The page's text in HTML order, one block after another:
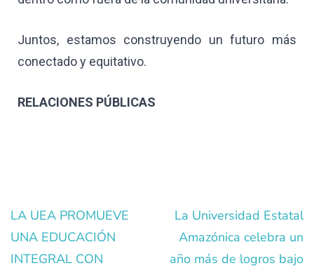
Juntos, estamos construyendo un futuro más
conectado y equitativo.
RELACIONES PÚBLICAS
LA UEA PROMUEVE
UNA EDUCACIÓN
INTEGRAL CON
La Universidad Estatal
Amazónica celebra un
año más de logros bajo